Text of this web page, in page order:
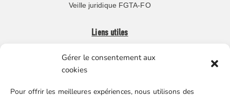
Gérer le consentement aux
cookies
Pour offrir les meilleures expériences, nous utilisons des
Veille juridique FGTA-FO
Liens utiles
Boutique en ligne
Nos partenaires